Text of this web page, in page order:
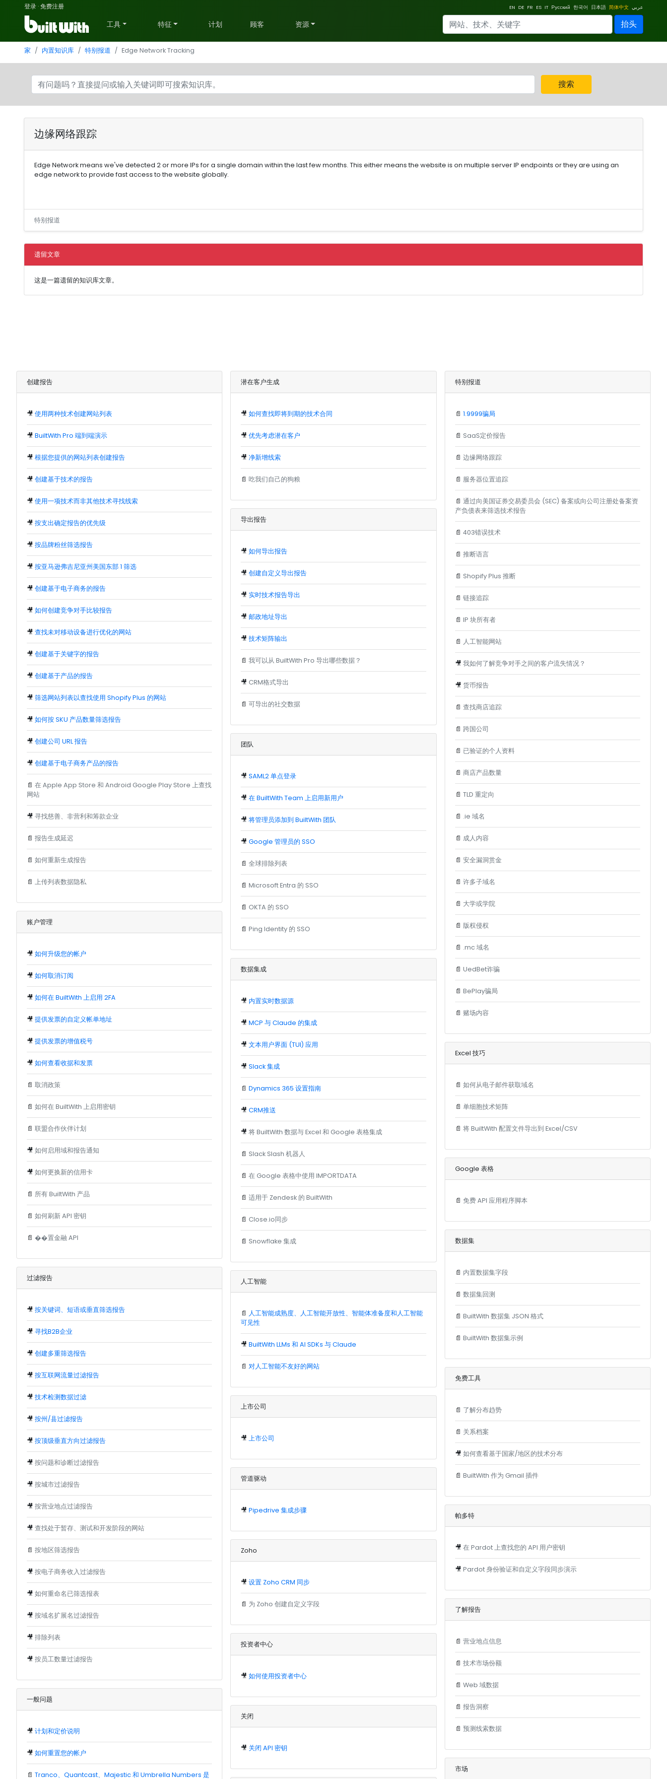
登录 ·免费注册 EN DE FR ES IT Русский 한국어 日本語 简体中文 عربي
工具 特征 计划 顾客 资源 抬头
家 内置知识库 特别报道 Edge Network Tracking
搜索
边缘网络跟踪
Edge Network means we've detected 2 or more IPs for a single domain within the last few months. This either means the website is on multiple server IP endpoints or they are using an
edge network to provide fast access to the website globally.
特别报道
遗留文章
这是一篇遗留的知识库文章。
创建报告
🎥 使用两种技术创建网站列表
🎥 BuiltWith Pro 端到端演示
🎥 根据您提供的网站列表创建报告
🎥 创建基于技术的报告
🎥 使用一项技术而非其他技术寻找线索
🎥 按支出确定报告的优先级
🎥 按品牌粉丝筛选报告
🎥 按亚马逊弗吉尼亚州美国东部 1 筛选
🎥 创建基于电子商务的报告
🎥 如何创建竞争对手比较报告
🎥 查找未对移动设备进行优化的网站
🎥 创建基于关键字的报告
🎥 创建基于产品的报告
🎥 筛选网站列表以查找使用 Shopify Plus 的网站
🎥 如何按 SKU 产品数量筛选报告
🎥 创建公司 URL 报告
🎥 创建基于电子商务产品的报告
📄 在 Apple App Store 和 Android Google Play Store 上查找
网站
🎥 寻找慈善、非营利和筹款企业
📄 报告生成延迟
📄 如何重新生成报告
📄 上传列表数据隐私
账户管理
🎥 如何升级您的帐户
🎥 如何取消订阅
🎥 如何在 BuiltWith 上启用 2FA
🎥 提供发票的自定义帐单地址
🎥 提供发票的增值税号
🎥 如何查看收据和发票
📄 取消政策
📄 如何在 BuiltWith 上启用密钥
📄 联盟合作伙伴计划
🎥 如何启用域和报告通知
🎥 如何更换新的信用卡
📄 所有 BuiltWith 产品
📄 如何刷新 API 密钥
📄 ��置金融 API
过滤报告
🎥 按关键词、短语或垂直筛选报告
🎥 寻找B2B企业
🎥 创建多重筛选报告
🎥 按互联网流量过滤报告
🎥 技术检测数据过滤
🎥 按州/县过滤报告
🎥 按顶级垂直方向过滤报告
🎥 按问题和诊断过滤报告
🎥 按城市过滤报告
🎥 按营业地点过滤报告
🎥 查找处于暂存、测试和开发阶段的网站
📄 按地区筛选报告
🎥 按电子商务收入过滤报告
🎥 如何重命名已筛选报表
🎥 按域名扩展名过滤报告
🎥 排除列表
🎥 按员工数量过滤报告
一般问题
🎥 计划和定价说明
🎥 如何重置您的帐户
📄 Tranco、Quantcast、Majestic 和 Umbrella Numbers 是
潜在客户生成
🎥如何查找即将到期的技术合同
🎥优先考虑潜在客户
🎥净新增线索
📄吃我们自己的狗粮
导出报告
🎥如何导出报告
🎥创建自定义导出报告
🎥实时技术报告导出
🎥邮政地址导出
🎥技术矩阵输出
📄我可以从 BuiltWith Pro 导出哪些数据？
🎥 CRM格式导出
📄可导出的社交数据
团队
🎥SAML2 单点登录
🎥在 BuiltWith Team 上启用新用户
🎥将管理员添加到 BuiltWith 团队
🎥Google 管理员的 SSO
📄全球排除列表
📄Microsoft Entra 的 SSO
📄 OKTA 的 SSO
📄Ping Identity 的 SSO
数据集成
🎥 内置实时数据源
🎥MCP 与 Claude 的集成
🎥文本用户界面 (TUI) 应用
🎥Slack 集成
📄Dynamics 365 设置指南
🎥CRM推送
🎥将 BuiltWith 数据与 Excel 和 Google 表格集成
📄 Slack Slash 机器人
📄在 Google 表格中使用 IMPORTDATA
📄适用于 Zendesk 的 BuiltWith
📄 Close.io同步
📄 Snowflake 集成
人工智能
📄 人工智能成熟度、人工智能开放性、智能体准备度和人工智能
可见性
🎥BuiltWith LLMs 和 AI SDKs 与 Claude
📄对人工智能不友好的网站
上市公司
🎥上市公司
管道驱动
🎥Pipedrive 集成步骤
Zoho
🎥设置 Zoho CRM 同步
📄 为 Zoho 创建自定义字段
投资者中心
🎥如何使用投资者中心
关闭
🎥 关闭 API 密钥
特别报道
📄 1.9999骗局
📄 SaaS定价报告
📄 边缘网络跟踪
📄 服务器位置追踪
📄 通过向美国证券交易委员会 (SEC) 备案或向公司注册处备案资
产负债表来筛选技术报告
📄 403错误技术
📄 推断语言
📄 Shopify Plus 推断
📄 链接追踪
📄 IP 块所有者
📄 人工智能网站
🎥 我如何了解竞争对手之间的客户流失情况？
🎥 货币报告
📄 查找商店追踪
📄 跨国公司
📄 已验证的个人资料
📄 商店产品数量
📄 TLD 重定向
📄 .ie 域名
📄 成人内容
📄 安全漏洞赏金
📄 许多子域名
📄 大学或学院
📄 版权侵权
📄 .mc 域名
📄 UedBet诈骗
📄 BePlay骗局
📄 赌场内容
Excel 技巧
📄 如何从电子邮件获取域名
📄 单细胞技术矩阵
📄 将 BuiltWith 配置文件导出到 Excel/CSV
Google 表格
📄 免费 API 应用程序脚本
数据集
📄 内置数据集字段
📄 数据集回测
📄 BuiltWith 数据集 JSON 格式
📄 BuiltWith 数据集示例
免费工具
📄 了解分布趋势
📄 关系档案
🎥 如何查看基于国家/地区的技术分布
📄 BuiltWith 作为 Gmail 插件
帕多特
🎥 在 Pardot 上查找您的 API 用户密钥
🎥 Pardot 身份验证和自定义字段同步演示
了解报告
📄 营业地点信息
📄 技术市场份额
📄 Web 域数据
📄 报告洞察
📄 预测线索数据
市场